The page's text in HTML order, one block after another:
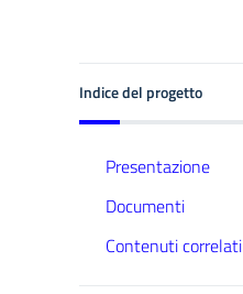
Indice del progetto
Presentazione
Documenti
Contenuti correlati